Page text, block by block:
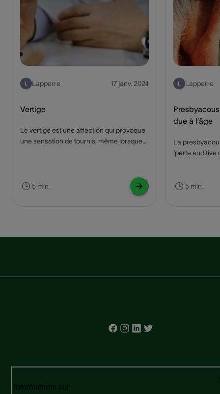
L Lapperre 17 janv. 2024
Vertige
Le vertige est une affection qui provoque
une sensation de tournis, même lorsque
le vertige, et comment un appareil auditif
peut-il aider à soulager les symptômes ?
5 min.
L Lapperre
due à l’âge
La
‘perte auditive
de vie et
5 min.
Informations sur